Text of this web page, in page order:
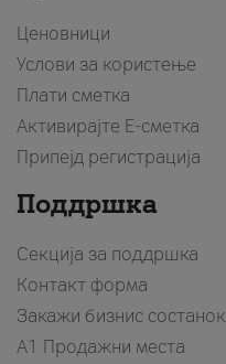
Ценовници
Услови за користење
Плати сметка
Активирајте Е-сметка
Припејд регистрација
Поддршка
Секција за поддршка
Контакт форма
Закажи бизнис состанок
A1 Продажни места